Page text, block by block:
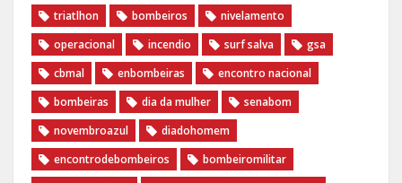
triatlhon
bombeiros
nivelamento
operacional
incendio surf salva
gsa
cbmal
enbombeiras
encontro nacional
bombeiras
dia da mulher
senabom
novembroazul
diadohomem
encontrodebombeiros
bombeiromilitar